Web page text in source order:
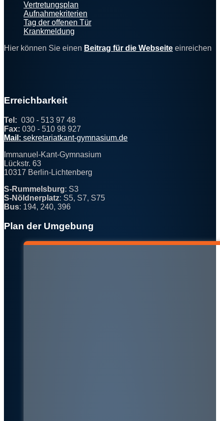
Vertretungsplan
Aufnahmekriterien
Tag der offenen Tür
Krankmeldung
Hier können Sie einen Beitrag für die Webseite einreichen
Erreichbarkeit
Tel: 030 - 513 97 48
Fax: 030 - 510 98 927
Mail: sekretariat@
kant-gymnasium.de
Immanuel-Kant-Gymnasium
Lückstr. 63
10317 Berlin-Lichtenberg
S-Rummelsburg: S3
S-Nöldnerplatz: S5, S7, S75
Bus: 194, 240, 396
Plan der Umgebung